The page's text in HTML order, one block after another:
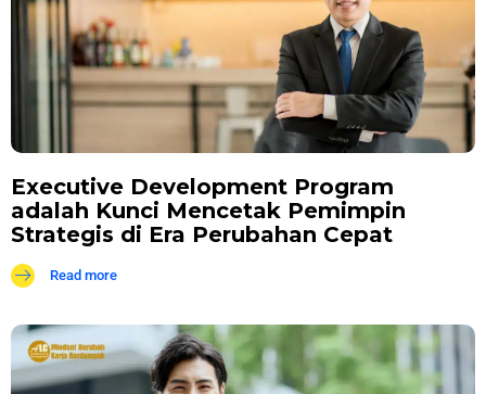
Executive Development Program
adalah Kunci Mencetak Pemimpin
Strategis di Era Perubahan Cepat
Read more